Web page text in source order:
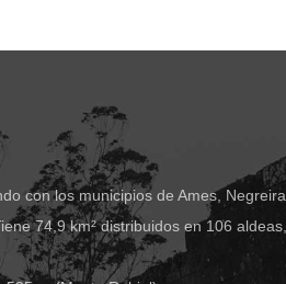
con los municipios de Ames, Negreira,
74,9 km² distribuidos en 106 aldeas,